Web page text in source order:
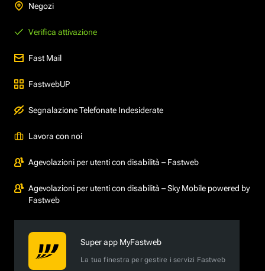
Negozi
Verifica attivazione
Fast Mail
FastwebUP
Segnalazione Telefonate Indesiderate
Lavora con noi
Agevolazioni per utenti con disabilità – Fastweb
Agevolazioni per utenti con disabilità – Sky Mobile powered by
Fastweb
Super app MyFastweb
La tua finestra per gestire i servizi Fastweb